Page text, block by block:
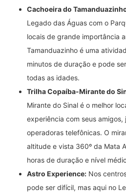
Cachoeira do
Legado das Águas com o
locais de grande importância
Tamanduazinho é uma
minutos de duração e pode
todas as idades.
Trilha Copaíba-Mirante do
Mirante do Sinal é o melhor
experiência com seus amigos,
operadoras telefônicas. O
altitude e vista 360º da Mata
horas de duração e nível
Astro Experience: Nos
pode ser difícil, mas aqui no